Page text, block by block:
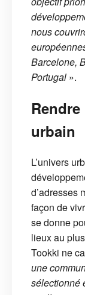
nous
Barcelone,
Portugal ».
Rendre
urbain
L’univers
d’adresses
façon de
se donne
lieux au
Tookki ne
une
sélectionné